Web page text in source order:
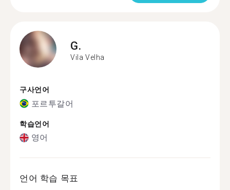
G.
Vila Velha
구사언어
포르투갈어
학습언어
영어
언어 학습 목표